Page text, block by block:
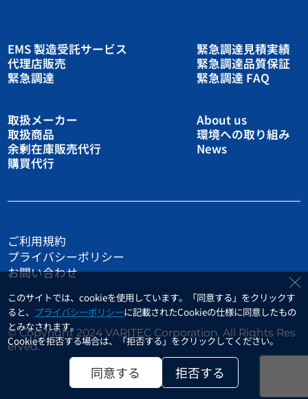
このサイトでは、cookieを使用しています。「同意する」をクリックす
ると、 プライバシーポリシーに記載されたCookieの仕様に同意したもの
とみなされます。
Cookieを拒否する場合は、「拒否する」をクリックしてください。
同意する 拒否する
EMS 製造受託サービス
代理店販売
緊急調達
取扱メーカー
取扱商品
余剰在庫販売代行
購買代行
緊急調達見積実績
緊急調達品質保証
緊急調達 FAQ
About us
環境への取り組み
News
ご利用規約
プライバシーポリシー
お問い合わせ
© Copyright 2024 VARITEC Corporation. All Rights Res
erved.